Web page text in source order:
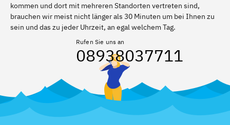
kommen und dort mit mehreren Standorten vertreten sind,
brauchen wir meist nicht länger als 30 Minuten um bei Ihnen zu
sein und das zu jeder Uhrzeit, an egal welchem Tag.
Rufen Sie uns an
08938037711